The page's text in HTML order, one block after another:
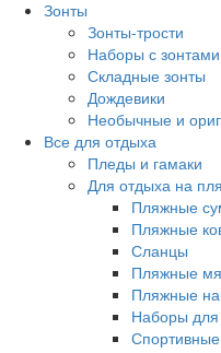
Зонты
Зонты-трости
Наборы с зонтами
Складные зонты
Дождевики
Необычные и
Все для отдыха
Пледы и гамаки
Для отдыха на
Пляжные
Пляжные
Сланцы
Пляжные
Пляжные
Наборы для